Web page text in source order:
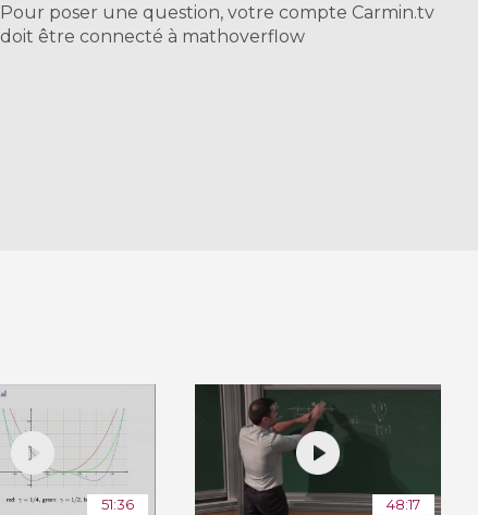
Pour poser une question, votre compte Carmin.tv
doit être connecté à mathoverflow
51:36 48:17